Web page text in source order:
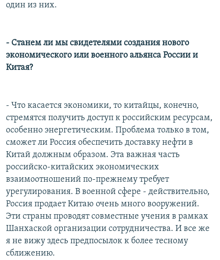
один из них.
- Станем ли мы свидетелями создания нового
экономического или военного альянса России и
Китая?
- Что касается экономики, то китайцы, конечно,
стремятся получить доступ к российским ресурсам,
особенно энергетическим. Проблема только в том,
сможет ли Россия обеспечить доставку нефти в
Китай должным образом. Эта важная часть
российско-китайских экономических
взаимоотношений по-прежнему требует
урегулирования. В военной сфере - действительно,
Россия продает Китаю очень много вооружений.
Эти страны проводят совместные учения в рамках
Шанхаской организации сотрудничества. И все же
я не вижу здесь предпосылок к более тесному
сближению.